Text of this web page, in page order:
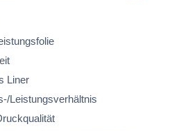
Liner
Leistungsverhältnis